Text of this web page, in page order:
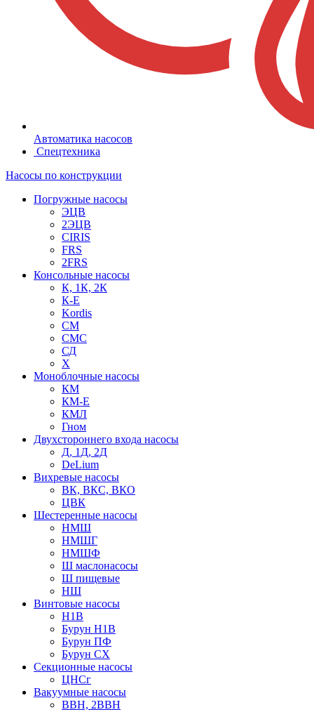
Автоматика насосов
Спецтехника
Насосы по конструкции
Погружные насосы
ЭЦВ
2ЭЦВ
CIRIS
FRS
2FRS
Консольные насосы
К, 1К, 2К
К-Е
Kordis
СМ
СМС
СД
Х
Моноблочные насосы
КМ
КМ-Е
КМЛ
Гном
Двухстороннего входа насосы
Д, 1Д, 2Д
DeLium
Вихревые насосы
ВК, ВКС, ВКО
ЦВК
Шестеренные насосы
НМШ
НМШГ
НМШФ
Ш маслонасосы
Ш пищевые
НШ
Винтовые насосы
Н1В
Бурун Н1В
Бурун ПФ
Бурун СХ
Секционные насосы
ЦНСг
Вакуумные насосы
ВВН, 2ВВН